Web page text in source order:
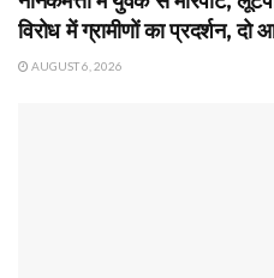
विरोध में ग्रामीणों का प्रदर्शन, दो
AUGUST 6, 2026